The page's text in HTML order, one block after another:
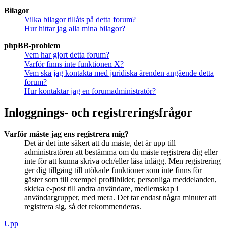
Bilagor
Vilka bilagor tillåts på detta forum?
Hur hittar jag alla mina bilagor?
phpBB-problem
Vem har gjort detta forum?
Varför finns inte funktionen X?
Vem ska jag kontakta med juridiska ärenden angående detta
forum?
Hur kontaktar jag en forumadministratör?
Inloggnings- och registreringsfrågor
Varför måste jag ens registrera mig?
Det är det inte säkert att du måste, det är upp till
administratören att bestämma om du måste registrera dig eller
inte för att kunna skriva och/eller läsa inlägg. Men registrering
ger dig tillgång till utökade funktioner som inte finns för
gäster som till exempel profilbilder, personliga meddelanden,
skicka e-post till andra användare, medlemskap i
användargrupper, med mera. Det tar endast några minuter att
registrera sig, så det rekommenderas.
Upp